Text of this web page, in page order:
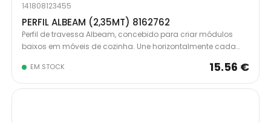
141808123455
PERFIL ALBEAM (2,35MT) 8162762
Perfil de travessa Albeam, concebido para criar módulos
baixos em móveis de cozinha. Une horizontalmente cada
especialmente concebida para a montagem de um móvel
base para forno ou lava-loiça, uma vez que a sua função é
EM STOCK 15.56 €